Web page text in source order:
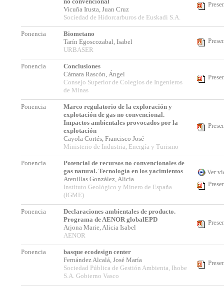
Vicuña Irusta, Juan Cruz
Sociedad de Hidorcarburos de Euskadi S.A.
Ponencia
Biometano
Tarín Egoscozabal, Isabel
URBASER
Ponencia
Conclusiones
Cámara Rascón, Ángel
Consejo Superior de Colegios de Ingenieros
de Minas
Ponencia
Marco regulatorio de la exploración y
explotación de gas no convencional.
Impactos ambientales provocados por la
explotación
Cayola Cortés, Francisco José
Ministerio de Industria, Energía y Turismo
Ponencia
Potencial de recursos no convencionales de
gas natural. Tecnología en los yacimientos
Arenillas González, Alicia
Instituto Geológico y Minero de España
(IGME)
Ver
Ponencia
Declaraciones ambientales de producto.
Programa de AENOR globalEPD
Arjona Marie, Alicia Isabel
AENOR
Ponencia
basque ecodesign center
Fernández Alcalá, José María
Sociedad Pública de Gestión Ambienta, Ihobe
S.A. Gobierno Vasco